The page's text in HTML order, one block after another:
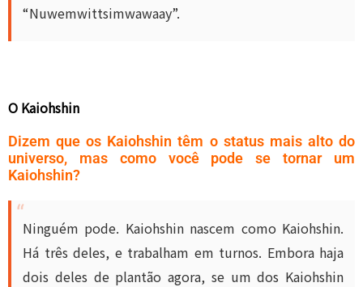
“Nuwemwittsimwawaay”.
O Kaiohshin
Dizem que os Kaiohshin têm o status mais alto do
universo, mas como você pode se tornar um
Kaiohshin?
Ninguém pode. Kaiohshin nascem como Kaiohshin.
Há três deles, e trabalham em turnos. Embora haja
dois deles de plantão agora, se um dos Kaiohshin